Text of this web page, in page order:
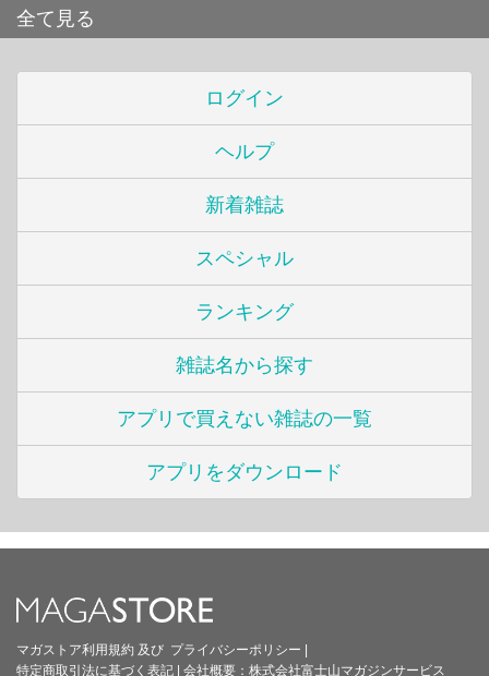
全て見る
ログイン
ヘルプ
新着雑誌
スペシャル
ランキング
雑誌名から探す
アプリで買えない雑誌の一覧
アプリをダウンロード
マガストア利用規約 及び プライバシーポリシー |
特定商取引法に基づく表記 | 会社概要： 株式会社富士山マガジンサービス